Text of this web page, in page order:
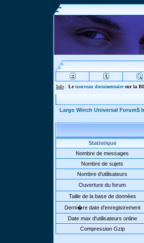
Info : Lenouveau documentairesur la
Largo Winch Universal Forum$
Statistique
Nombre de messages
Nombre de sujets
Nombre d'utilisateurs
Ouverture du forum
Taille de la base de données
Derni�re date d'enregistrement
Date max d'utilisateurs online
Compression Gzip